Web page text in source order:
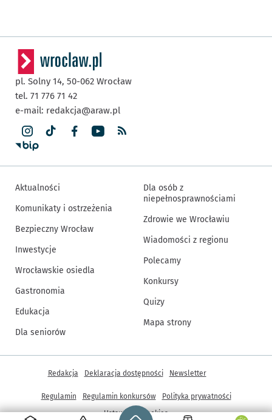
Strona główna - wroclaw.pl
pl. Solny 14, 50-062 Wrocław
tel. 71 776 71 42
e-mail: redakcja@araw.pl
Aktualności
Komunikaty i ostrzeżenia
Bezpieczny Wrocław
Inwestycje
Wrocławskie osiedla
Gastronomia
Edukacja
Dla seniorów
Dla osób z
niepełnosprawnościami
Zdrowie we Wrocławiu
Wiadomości z regionu
Polecamy
Konkursy
Quizy
Mapa strony
Inne informacje
Redakcja Deklaracja dostępności Newsletter
Regulamin Regulamin konkursów
Polityka prywatności
Ustawienia cookies